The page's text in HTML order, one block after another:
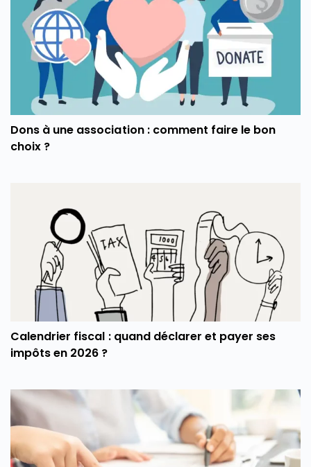
Dons à une association : comment faire le bon
choix ?
Calendrier fiscal : quand déclarer et payer ses
impôts en 2026 ?